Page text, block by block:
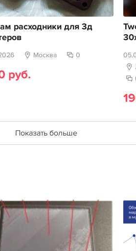
расходники для 3д
Москва 0
руб.
Показать больше